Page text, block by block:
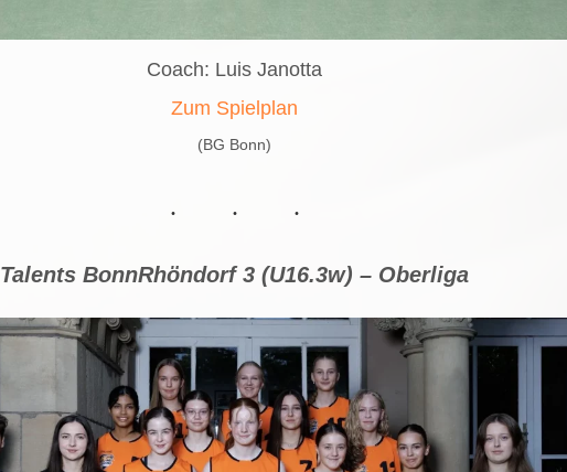
Coach: Luis Janotta
Zum Spielplan
(BG Bonn)
Talents BonnRhöndorf 3 (U16.3w) – Oberliga